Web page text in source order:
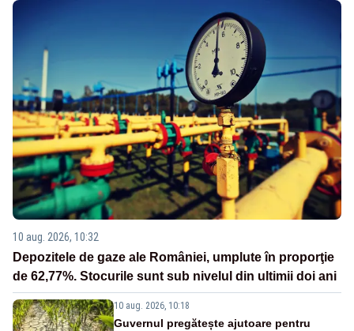
10 aug. 2026, 10:32
Depozitele de gaze ale României, umplute în proporţie
de 62,77%. Stocurile sunt sub nivelul din ultimii doi ani
10 aug. 2026, 10:18
Guvernul pregătește ajutoare pentru